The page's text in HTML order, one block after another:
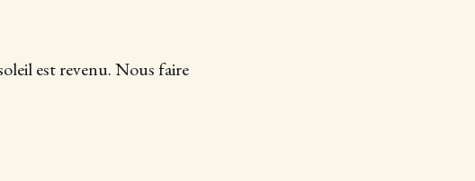
est revenu. Nous faire